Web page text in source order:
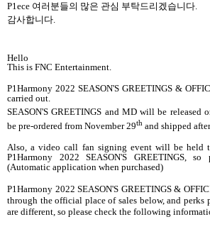
P1ece 여러분들의 많은 관심 부탁드리겠습니다.
감사합니다.
Hello
This is FNC Entertainment.
P1Harmony 2022 SEASON'S GREETINGS &
carried out.
SEASON'S GREETINGS and MD will be released
be pre-ordered from November 29th and shipped
Also, a video call fan signing event will be held
P1Harmony 2022 SEASON'S GREETINGS,
(Automatic application when purchased)
P1Harmony 2022 SEASON'S GREETINGS&
through the official place of sales below, and perks
are different, so please check the following